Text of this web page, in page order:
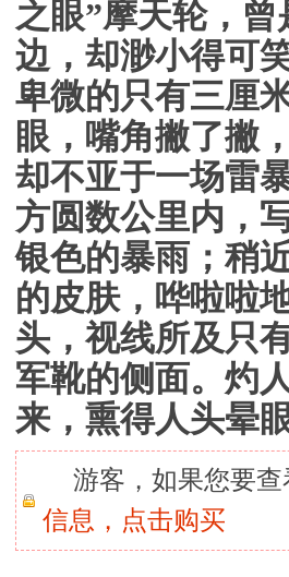
之眼”摩天轮，
边，却渺小得可
卑微的只有三厘
眼，嘴角撇了撇
却不亚于一场雷
方圆数公里内，
银色的暴雨；稍
的皮肤，哗啦啦
头，视线所及只
军靴的侧面。灼
来，熏得人头晕
游客，如果您要
信息， 点击购买